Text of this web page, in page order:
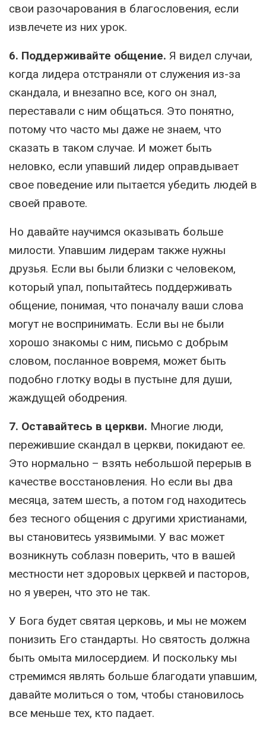
свои разочарования в благословения, если
извлечете из них урок.
6. Поддерживайте общение. Я видел случаи,
когда лидера отстраняли от служения из-за
скандала, и внезапно все, кого он знал,
переставали с ним общаться. Это понятно,
потому что часто мы даже не знаем, что
сказать в таком случае. И может быть
неловко, если упавший лидер оправдывает
свое поведение или пытается убедить людей в
своей правоте.
Но давайте научимся оказывать больше
милости. Упавшим лидерам также нужны
друзья. Если вы были близки с человеком,
который упал, попытайтесь поддерживать
общение, понимая, что поначалу ваши слова
могут не воспринимать. Если вы не были
хорошо знакомы с ним, письмо с добрым
словом, посланное вовремя, может быть
подобно глотку воды в пустыне для души,
жаждущей ободрения.
7. Оставайтесь в церкви. Многие люди,
пережившие скандал в церкви, покидают ее.
Это нормально – взять небольшой перерыв в
качестве восстановления. Но если вы два
месяца, затем шесть, а потом год находитесь
без тесного общения с другими христианами,
вы становитесь уязвимыми. У вас может
возникнуть соблазн поверить, что в вашей
местности нет здоровых церквей и пасторов,
но я уверен, что это не так.
У Бога будет святая церковь, и мы не можем
понизить Его стандарты. Но святость должна
быть омыта милосердием. И поскольку мы
стремимся являть больше благодати упавшим,
давайте молиться о том, чтобы становилось
все меньше тех, кто падает.